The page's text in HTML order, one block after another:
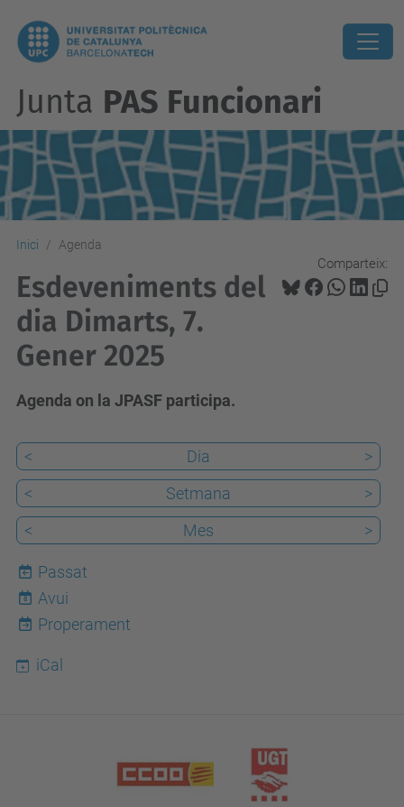
Junta PAS Funcionari
Inici Agenda
Comparteix:
Esdeveniments del
dia Dimarts, 7.
Gener 2025
Agenda on la JPASF participa.
< Dia
>
<
Setmana
>
<
Mes >
Passat
8
Avui
Properament
iCal